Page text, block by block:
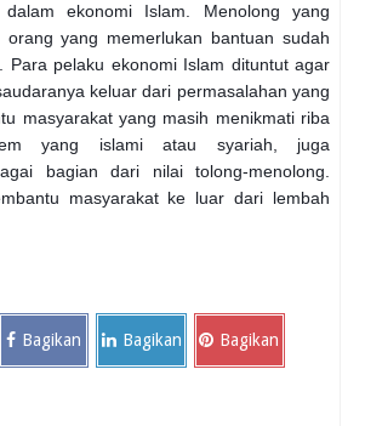
ekonomi Islam. Menolong yang
orang yang memerlukan bantuan sudah
Para pelaku ekonomi Islam dituntut agar
keluar dari permasalahan yang
masyarakat yang masih menikmati riba
yang islami atau syariah, juga
bagian dari nilai tolong-menolong.
masyarakat ke luar dari lembah
Bagikan Bagikan Bagikan